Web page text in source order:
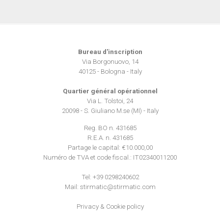
analizzare il nostro traffico. Condividiamo inoltre
informazioni sul modo in cui utilizza il nostro sito con i
nostri partner che si occupano di analisi dei dati web,
pubblicità e social media, i quali potrebbero combinarle
con altre informazioni che ha fornito loro o che hanno
raccolto dal suo utilizzo dei loro servizi.
Bureau d'inscription
Via Borgonuovo, 14
40125 - Bologna - Italy
Quartier général opérationnel
Via L. Tolstoi, 24
20098 - S. Giuliano M.se (MI) - Italy
Reg. BO n. 431685
R.E.A. n. 431685
Partage le capital: €10.000,00
Numéro de TVA et code fiscal.: IT02340011200
Tel: +39 0298240602
Mail: stirmatic@stirmatic.com
Privacy& Cookie policy